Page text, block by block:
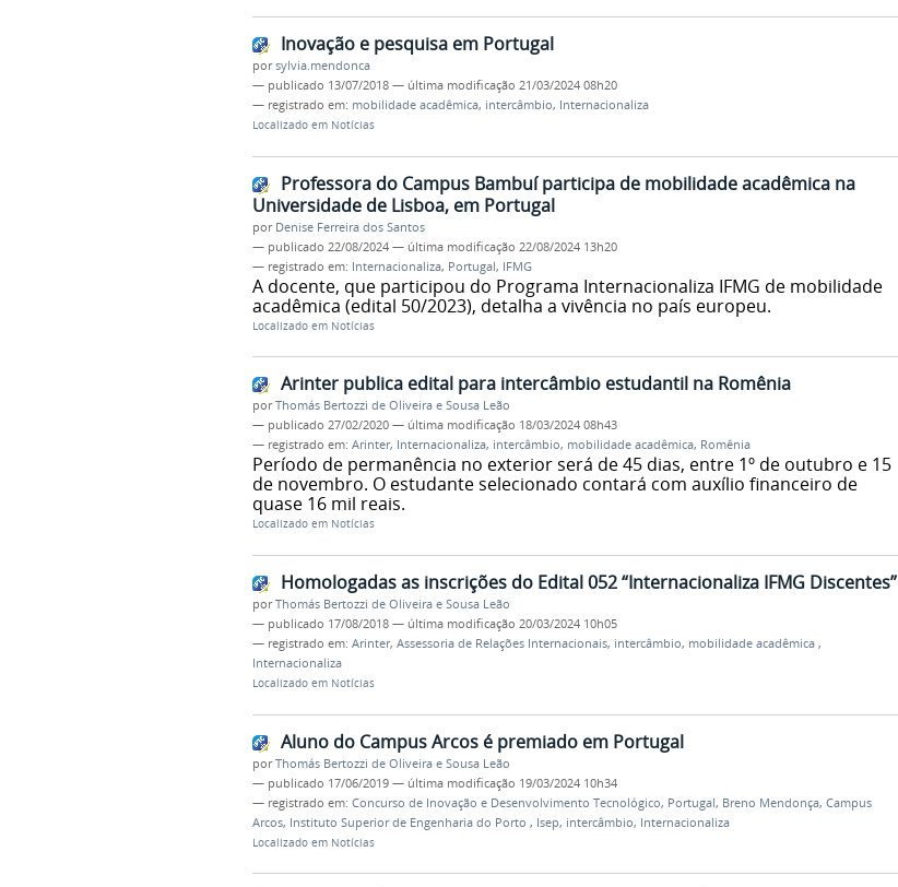
Inovação e pesquisa em Portugal
porsylvia.mendonca
— publicado 13/07/2018 — última modificação 21/03/2024 08h20
— registrado em: mobilidade acadêmica, intercâmbio, Internacionaliza
Localizado em Notícias
Professora do Campus Bambuí participa de mobilidade acadêmica na
Universidade de Lisboa, em Portugal
por Denise Ferreira dos Santos
— publicado 22/08/2024 — última modificação 22/08/2024 13h20
— registrado em: Internacionaliza, Portugal, IFMG
A docente, que participou do Programa Internacionaliza IFMG de mobilidade
acadêmica (edital 50/2023), detalha a vivência no país europeu.
Localizado em Notícias
Arinter publica edital para intercâmbio estudantil na Romênia
porThomás Bertozzi de Oliveira e Sousa Leão
— publicado 27/02/2020 — última modificação 18/03/2024 08h43
— registrado em: Arinter, Internacionaliza, intercâmbio, mobilidade acadêmica, Romênia
Período de permanência no exterior será de 45 dias, entre 1º de outubro e 15
de novembro. O estudante selecionado contará com auxílio financeiro de
quase 16 mil reais.
Localizado em Notícias
Homologadas as inscrições do Edital 052 “Internacionaliza IFMG Discentes”
porThomás Bertozzi de Oliveira e Sousa Leão
— publicado 17/08/2018 — última modificação 20/03/2024 10h05
— registrado em: Arinter, Assessoria de Relações Internacionais, intercâmbio, mobilidade acadêmica ,
Internacionaliza
Localizado em Notícias
Aluno do Campus Arcos é premiado em Portugal
porThomás Bertozzi de Oliveira e Sousa Leão
— publicado 17/06/2019 — última modificação 19/03/2024 10h34
— registrado em: Concurso de Inovação e Desenvolvimento Tecnológico, Portugal, Breno Mendonça, Campus
Arcos, Instituto Superior de Engenharia do Porto , Isep, intercâmbio, Internacionaliza
Localizado em Notícias